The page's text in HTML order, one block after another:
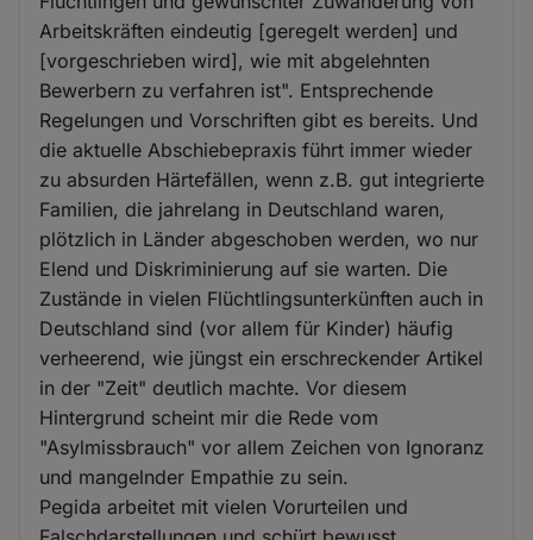
Arbeitskräften eindeutig [geregelt werden] und
[vorgeschrieben wird], wie mit abgelehnten
Bewerbern zu verfahren ist". Entsprechende
Regelungen und Vorschriften gibt es bereits. Und
die aktuelle Abschiebepraxis führt immer wieder
zu absurden Härtefällen, wenn z.B. gut integrierte
Familien, die jahrelang in Deutschland waren,
plötzlich in Länder abgeschoben werden, wo nur
Elend und Diskriminierung auf sie warten. Die
Zustände in vielen Flüchtlingsunterkünften auch in
Deutschland sind (vor allem für Kinder) häufig
verheerend, wie jüngst ein erschreckender Artikel
in der "Zeit" deutlich machte. Vor diesem
Hintergrund scheint mir die Rede vom
"Asylmissbrauch" vor allem Zeichen von Ignoranz
und mangelnder Empathie zu sein.
Pegida arbeitet mit vielen Vorurteilen und